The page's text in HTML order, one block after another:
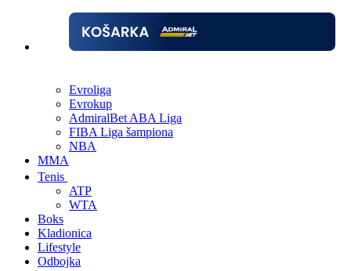
Evroliga
Evrokup
AdmiralBet ABA Liga
FIBA Liga šampiona
NBA
MMA
Tenis
ATP
WTA
Boks
Kladionica
Lifestyle
Odbojka